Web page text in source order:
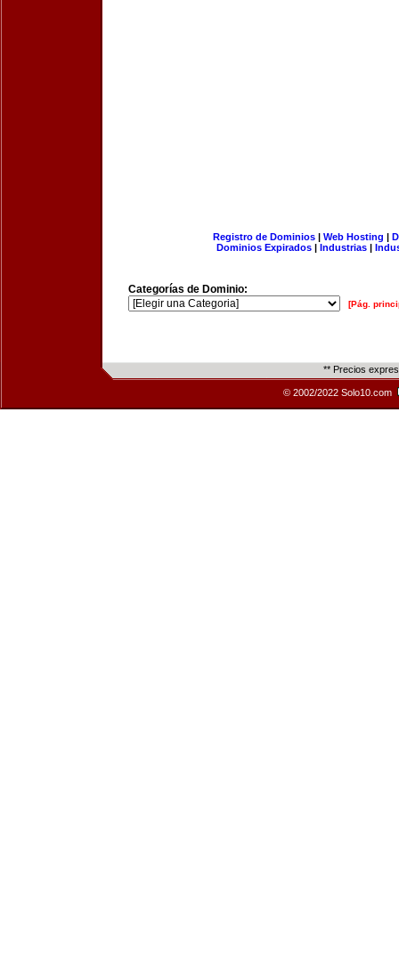
Registro de Dominios| Web Hosting |
Dominios Expirados | Industrias |
Categorías de Dominio:
[Pág.
** Precios
© 2002/2022 Solo10.com